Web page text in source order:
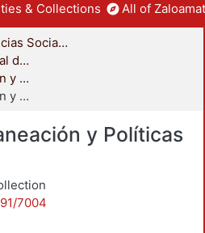
& Collections All of
División de Ciencias Sociales y Humanidades
Coordinación Divisional de Posgrado
Maestría en Planeación y Políticas Metropolitanas
Maestría en Planeación y Políticas Metropolitanas
y Políticas
7004